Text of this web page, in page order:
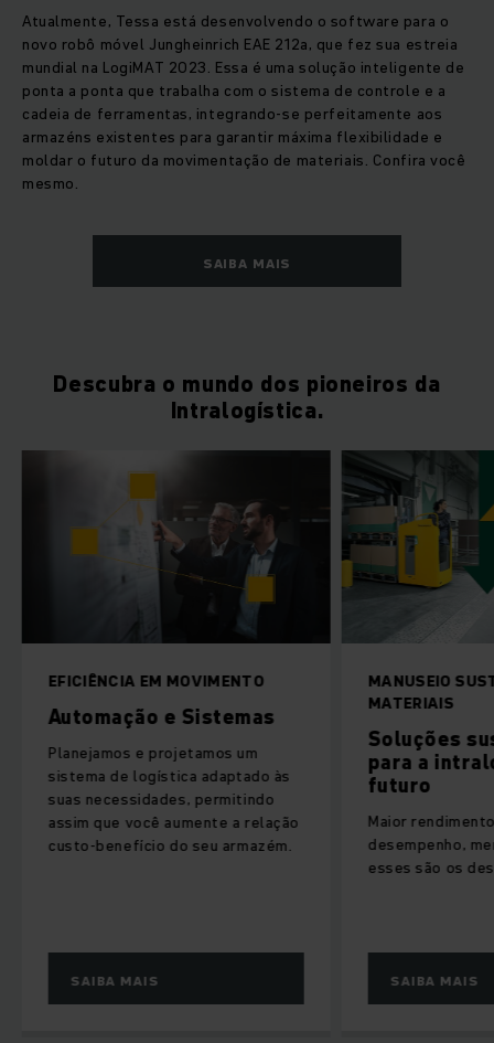
Atualmente, Tessa está desenvolvendo o software para o
novo robô móvel Jungheinrich EAE 212a, que fez sua estreia
mundial na LogiMAT 2023. Essa é uma solução inteligente de
ponta a ponta que trabalha com o sistema de controle e a
cadeia de ferramentas, integrando-se perfeitamente aos
armazéns existentes para garantir máxima flexibilidade e
moldar o futuro da movimentação de materiais. Confira você
mesmo.
SAIBA MAIS
Descubra o mundo dos pioneiros da
Intralogística.
EFICIÊNCIA EM MOVIMENTO
Automação e Sistemas
Planejamos e projetamos um
sistema de logística adaptado às
suas necessidades, permitindo
assim que você aumente a relação
custo-benefício do seu armazém.
SAIBA MAIS
MANUSEIO
MATERIAIS
Soluções
para a
futuro
Maior
desempenho,
esses são os
SAIBA MAIS